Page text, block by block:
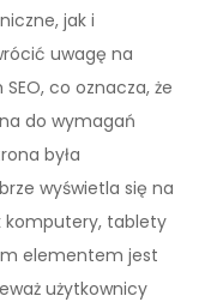
jak i
uwagę na
co oznacza, że
do wymagań
była
wyświetla się na
komputery, tablety
elementem jest
użytkownicy